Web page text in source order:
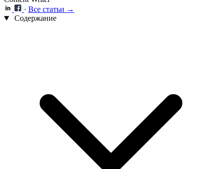
· Все статьи →
Содержание